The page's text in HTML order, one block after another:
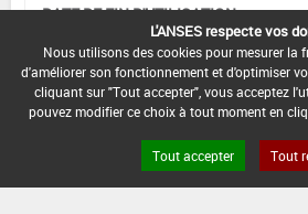
DATE DE FIN D'UTILISATION :
L'ANSES respecte vos
Nous utilisons des cookies pour mesurer la
d'améliorer son fonctionnement et d'optimiser
cliquant sur "Tout accepter", vous acceptez
pouvez modifier ce choix à tout moment en
Tout accepter Tout